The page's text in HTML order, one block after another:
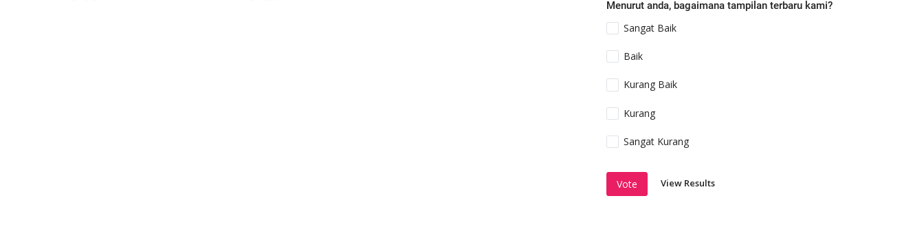
Menurut anda, bagaimana tampilan terbaru kami?
Sangat Baik
Baik
Kurang Baik
Kurang
Sangat Kurang
Vote View Results